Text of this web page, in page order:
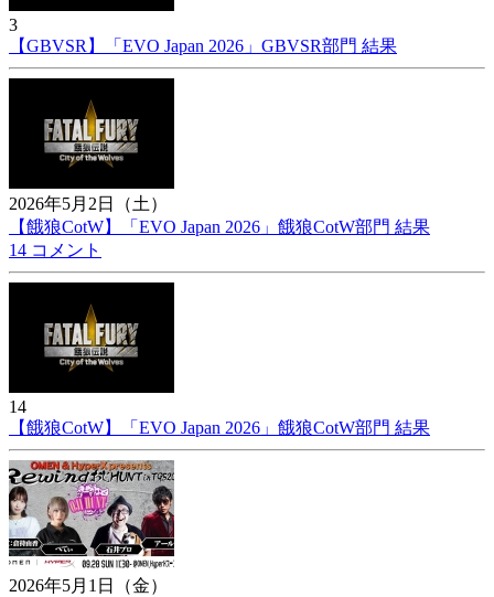
3
【GBVSR】「EVO Japan 2026」GBVSR部門 結果
2026年5月2日（土）
【餓狼CotW】「EVO Japan 2026」餓狼CotW部門 結果
14 コメント
14
【餓狼CotW】「EVO Japan 2026」餓狼CotW部門 結果
2026年5月1日（金）